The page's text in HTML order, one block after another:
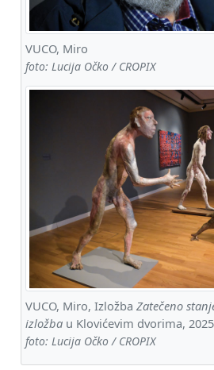
VUCO, Miro
foto: Lucija Očko / CROPIX
VUCO, Miro, Izložba Zatečeno
izložba u Klovićevim dvorima,
foto: Lucija Očko / CROPIX